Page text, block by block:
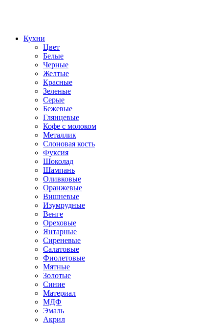
Кухни
Цвет
Белые
Черные
Желтые
Красные
Зеленые
Серые
Бежевые
Глянцевые
Кофе с молоком
Металлик
Слоновая кость
Фуксия
Шоколад
Шампань
Оливковые
Оранжевые
Вишневые
Изумрудные
Венге
Ореховые
Янтарные
Сиреневые
Салатовые
Фиолетовые
Мятные
Золотые
Синие
Материал
МДФ
Эмаль
Акрил